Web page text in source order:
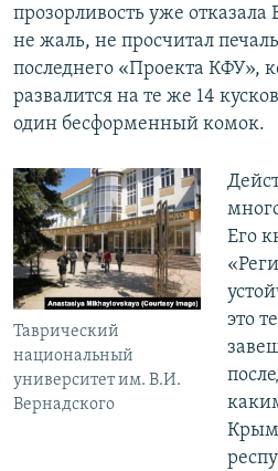
прозорливость уже отказала
не жаль, не просчитал
последнего «Проекта КФУ»,
развалится на те же 14
один бесформенный комок.
Таврический
национальный
университет им. В.И.
Вернадского
Его
это